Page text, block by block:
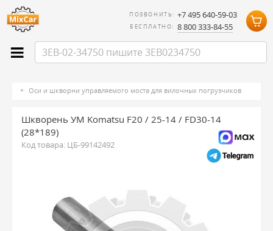
ПОЗВОНИТЬ: +7 495 640-59-03
БЕСПЛАТНО: 8 800 333-84-55
Оси и шкворни управляемого моста для вилочных погрузчиков
Шкворень УМ Komatsu F20 / 25-14 / FD30-14
(28*189)
Код товара: ЦБ-99142492